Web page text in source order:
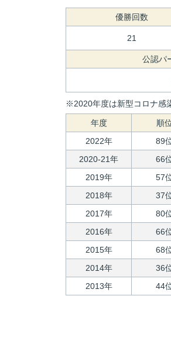
優勝回数
21
公認パ
※2020年度は新型コロナ感
年度 順
2022年
89
2020-21年
66
2019年
57
2018年
37
2017年
80
2016年
66
2015年
68
2014年
36
2013年
44